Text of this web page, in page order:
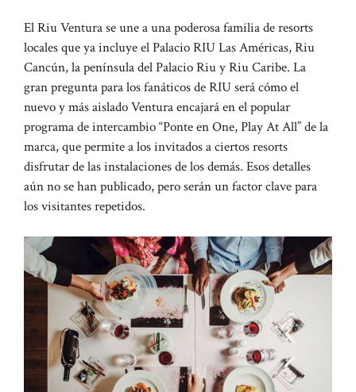
El Riu Ventura se une a una poderosa familia de resorts
locales que ya incluye el Palacio RIU Las Américas, Riu
Cancún, la península del Palacio Riu y Riu Caribe. La
gran pregunta para los fanáticos de RIU será cómo el
nuevo y más aislado Ventura encajará en el popular
programa de intercambio “Ponte en One, Play At All” de la
marca, que permite a los invitados a ciertos resorts
disfrutar de las instalaciones de los demás. Esos detalles
aún no se han publicado, pero serán un factor clave para
los visitantes repetidos.